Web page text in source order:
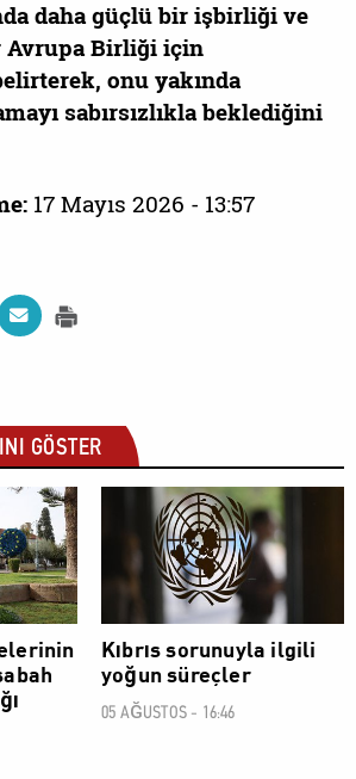
daha güçlü bir işbirliği ve
Avrupa Birliği için
onu yakında
sabırsızlıkla beklediğini
17 Mayıs 2026 - 13:57
GÖSTER
POLİTİK
Kıbrıs sorunuyla ilgili
yoğun süreçler
05 AĞUSTOS - 16:46